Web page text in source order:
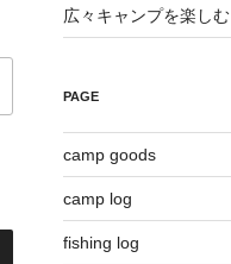
広々キャンプを楽しむ
PAGE
camp goods
camp log
fishing log